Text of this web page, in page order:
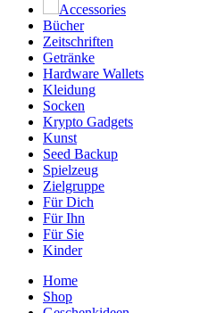
Accessories
Bücher
Zeitschriften
Getränke
Hardware Wallets
Kleidung
Socken
Krypto Gadgets
Kunst
Seed Backup
Spielzeug
Zielgruppe
Für Dich
Für Ihn
Für Sie
Kinder
Home
Shop